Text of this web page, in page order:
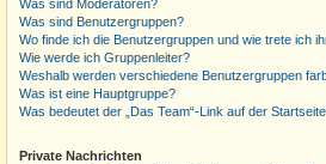
Was sind Moderatoren?
Was sind Benutzergruppen?
Wo finde ich die Benutzergruppen und wie trete ich
Wie werde ich Gruppenleiter?
Weshalb werden verschiedene Benutzergruppen
Was ist eine Hauptgruppe?
Was bedeutet der „Das Team“-Link auf der
Private Nachrichten